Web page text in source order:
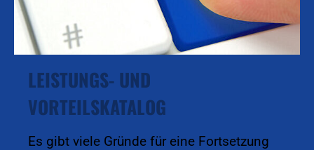
LEISTUNGS- UND
VORTEILSKATALOG
Es gibt viele Gründe für eine Fortsetzung